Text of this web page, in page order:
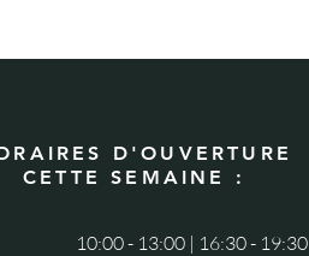
D'OUVERTURE
CETTE SEMAINE :
10:00 - 13:00 | 16:30 - 19:30